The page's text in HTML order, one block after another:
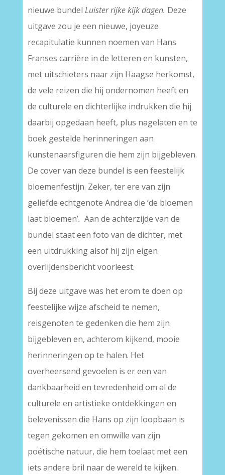
nieuwe bundel Luister rijke kijk dagen. Deze
uitgave zou je een nieuwe, joyeuze
recapitulatie kunnen noemen van Hans
Franses carrière in de letteren en kunsten,
met uitschieters naar zijn Haagse herkomst,
de vele reizen die hij ondernomen heeft en
de culturele en dichterlijke indrukken die hij
daarbij opgedaan heeft, plus nagelaten en te
boek gestelde herinneringen aan
kunstenaarsfiguren die hem zijn bijgebleven.
De cover van deze bundel is een feestelijk
bloemenfestijn. Zeker, ter ere van zijn
geliefde echtgenote Andrea die ‘de bloemen
laat bloemen’. Aan de achterzijde van de
bundel staat een foto van de dichter, met
een uitdrukking alsof hij zijn eigen
overlijdensbericht voorleest.
Bij deze uitgave was het erom te doen op
feestelijke wijze afscheid te nemen,
reisgenoten te gedenken die hem zijn
bijgebleven en, achterom kijkend, mooie
herinneringen op te halen. Het
overheersend gevoelen is er een van
dankbaarheid en tevredenheid om al de
culturele en artistieke ontdekkingen en
belevenissen die Hans op zijn loopbaan is
tegen gekomen en omwille van zijn
poëtische natuur, die hem toelaat met een
iets andere bril naar de wereld te kijken.